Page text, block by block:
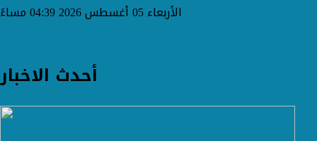
الأربعاء 05 أغسطس 2026 04:39 مساءً
أحدث الاخبار